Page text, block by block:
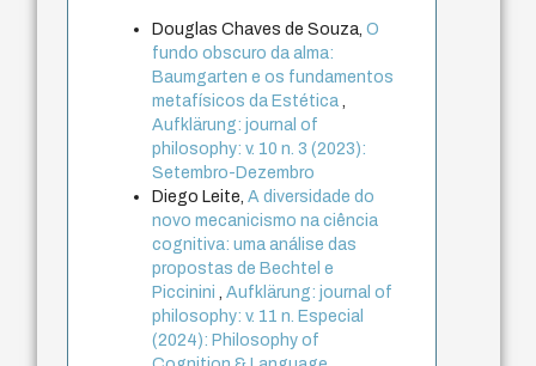
Douglas Chaves de Souza,O
fundo obscuro da alma:
Baumgarten e os fundamentos
metafísicos da Estética
Aufklärung: journal of
philosophy: v. 10 n. 3 (2023):
Setembro-Dezembro
Diego Leite,A diversidade do
novo mecanicismo na ciência
cognitiva: uma análise das
propostas de Bechtel e
Piccinini
,Aufklärung: journal of
philosophy: v. 11 n. Especial
(2024): Philosophy of